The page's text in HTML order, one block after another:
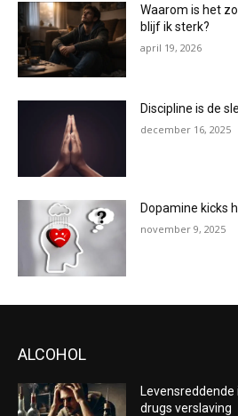
Waarom is het
blijf ik sterk?
april 19, 2026
Discipline is de
december 16, 2025
Dopamine kicks
november 9, 2025
ALCOHOL
drugs verslaving